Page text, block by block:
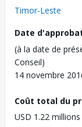
Timor-Leste
Date
(à la date de
Conseil)
14 novembre
Coût total du
USD 1.22 millions